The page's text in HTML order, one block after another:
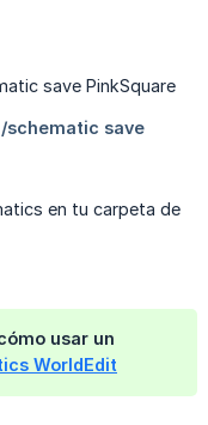
en tu carpeta de
usar un
WorldEdit